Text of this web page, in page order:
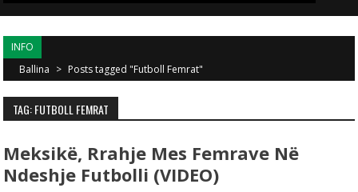
INFO
Ballina > Posts tagged "Futboll Femrat"
TAG: FUTBOLL FEMRAT
Meksikë, Rrahje Mes Femrave Në
Ndeshje Futbolli (VIDEO)